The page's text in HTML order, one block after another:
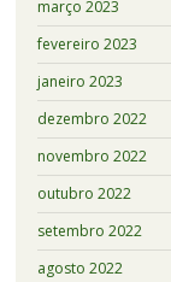
março 2023
fevereiro 2023
janeiro 2023
dezembro 2022
novembro 2022
outubro 2022
setembro 2022
agosto 2022